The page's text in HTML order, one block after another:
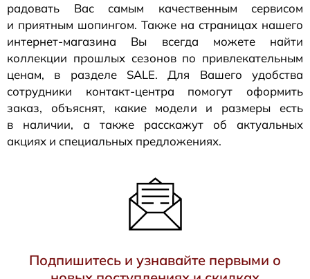
радовать Вас самым качественным сервисом
и приятным шопингом. Также на страницах нашего
интернет-магазина Вы всегда можете найти
коллекции прошлых сезонов по привлекательным
ценам, в разделе SALE. Для Вашего удобства
сотрудники контакт-центра помогут оформить
заказ, объяснят, какие модели и размеры есть
в наличии, а также расскажут об актуальных
акциях и специальных предложениях.
Подпишитесь и узнавайте первыми о